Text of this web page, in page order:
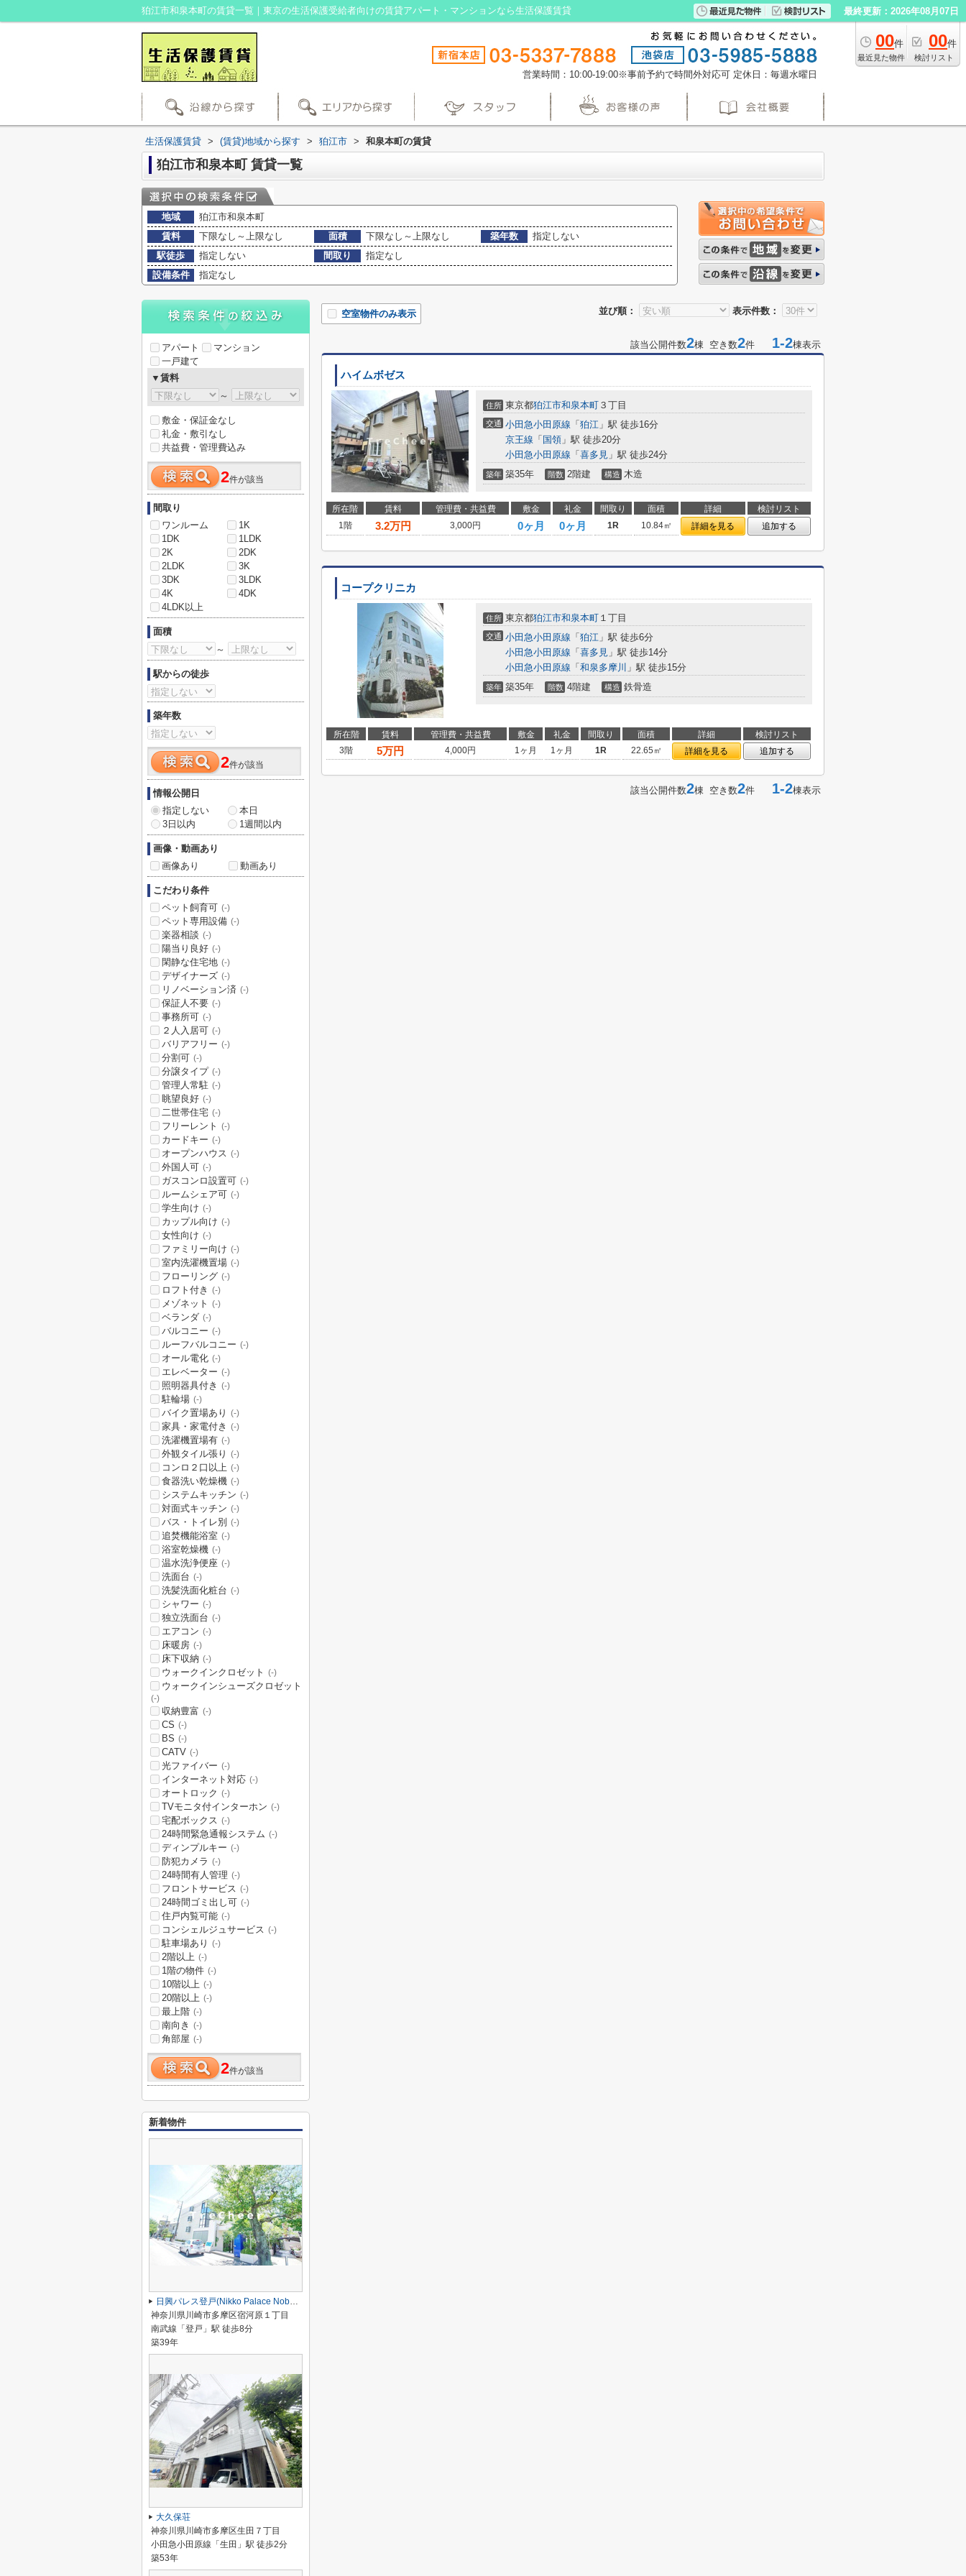
狛江市和泉本町の賃貸一覧｜東京の生活保護受給者向けの賃貸アパート・マンションなら生活保護賃貸 最終更新：2026年08月07日
00件
最近見た物件
00件
検討リスト
営業時間：10:00-19:00※事前予約で時間外対応可 定休日：毎週水曜日
生活保護賃貸 > (賃貸)地域から探す > 狛江市 > 和泉本町の賃貸
狛江市和泉本町 賃貸一覧
地域
狛江市和泉本町
賃料
下限なし～上限なし 面積 下限なし～上限なし 築年数
指定しない
駅徒歩
指定しない 間取り
指定なし
設備条件
指定なし
並び順： 表示件数：
空室物件のみ表示
該当公開件数2棟 空き数2件 1-2棟表示
ハイムボゼス
住所 東京都狛江市和泉本町 ３丁目
交通 小田急小田原線 「 狛江 」駅 徒歩16分
京王線 「 国領 」駅 徒歩20分
小田急小田原線 「 喜多見 」駅 徒歩24分
築年 築35年 階数 2階建 構造 木造
所在階 賃料 管理費・共益費 敷金 礼金 間取り 面積 詳細
検討リスト
1階
3.2万円 3,000円 0ヶ月 0ヶ月 1R 10.84㎡ 詳細を見る 追加する
コープクリニカ
住所 東京都狛江市和泉本町 １丁目
交通 小田急小田原線 「 狛江 」駅 徒歩6分
小田急小田原線 「 喜多見 」駅 徒歩14分
小田急小田原線 「 和泉多摩川 」駅 徒歩15分
築年 築35年 階数 4階建 構造 鉄骨造
所在階 賃料 管理費・共益費 敷金 礼金 間取り 面積 詳細
検討リスト
3階
5万円 4,000円 1ヶ月 1ヶ月 1R 22.65㎡ 詳細を見る 追加する
該当公開件数2棟 空き数2件 1-2棟表示
アパート
マンション
一戸建て
▼賃料
～
敷金・保証金なし
礼金・敷引なし
共益費・管理費込み
2件が該当
間取り
ワンルーム
1K
1DK
1LDK
2K
2DK
2LDK
3K
3DK
3LDK
4K
4DK
4LDK以上
面積
～
駅からの徒歩
築年数
2件が該当
情報公開日
指定しない
本日
3日以内
1週間以内
画像・動画あり
画像あり
動画あり
こだわり条件
ペット飼育可 (-)
ペット専用設備 (-)
楽器相談 (-)
陽当り良好 (-)
閑静な住宅地 (-)
デザイナーズ (-)
リノベーション済 (-)
保証人不要 (-)
事務所可 (-)
２人入居可 (-)
バリアフリー (-)
分割可 (-)
分譲タイプ (-)
管理人常駐 (-)
眺望良好 (-)
二世帯住宅 (-)
フリーレント (-)
カードキー (-)
オープンハウス (-)
外国人可 (-)
ガスコンロ設置可 (-)
ルームシェア可 (-)
学生向け (-)
カップル向け (-)
女性向け (-)
ファミリー向け (-)
室内洗濯機置場 (-)
フローリング (-)
ロフト付き (-)
メゾネット (-)
ベランダ (-)
バルコニー (-)
ルーフバルコニー (-)
オール電化 (-)
エレベーター (-)
照明器具付き (-)
駐輪場 (-)
バイク置場あり (-)
家具・家電付き (-)
洗濯機置場有 (-)
外観タイル張り (-)
コンロ２口以上 (-)
食器洗い乾燥機 (-)
システムキッチン (-)
対面式キッチン (-)
バス・トイレ別 (-)
追焚機能浴室 (-)
浴室乾燥機 (-)
温水洗浄便座 (-)
洗面台 (-)
洗髪洗面化粧台 (-)
シャワー (-)
独立洗面台 (-)
エアコン (-)
床暖房 (-)
床下収納 (-)
ウォークインクロゼット (-)
ウォークインシューズクロゼット
(-)
収納豊富 (-)
CS (-)
BS (-)
CATV (-)
光ファイバー (-)
インターネット対応 (-)
オートロック (-)
TVモニタ付インターホン (-)
宅配ボックス (-)
24時間緊急通報システム (-)
ディンプルキー (-)
防犯カメラ (-)
24時間有人管理 (-)
フロントサービス (-)
24時間ゴミ出し可 (-)
住戸内覧可能 (-)
コンシェルジュサービス (-)
駐車場あり (-)
2階以上 (-)
1階の物件 (-)
10階以上 (-)
20階以上 (-)
最上階 (-)
南向き (-)
角部屋 (-)
2件が該当
新着物件
日興パレス登戸(Nikko Palace Noborito)
神奈川県川崎市多摩区宿河原１丁目
南武線「登戸」駅 徒歩8分
築39年
大久保荘
神奈川県川崎市多摩区生田７丁目
小田急小田原線「生田」駅 徒歩2分
築53年